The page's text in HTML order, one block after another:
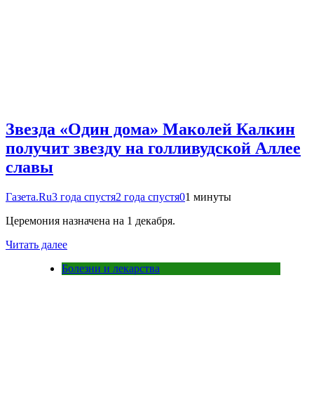
Звезда «Один дома» Маколей Калкин
получит звезду на голливудской Аллее
славы
Газета.Ru3 года спустя2 года спустя01 минуты
Церемония назначена на 1 декабря.
Читать далее
Болезни и лекарства